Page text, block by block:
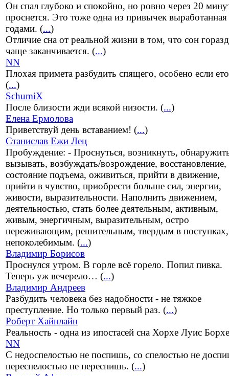
Он спал глубоко и спокойно, но ровно через 20
проснется. Это тоже одна из привычек выработанная
годами. (...)
Отличие сна от реальной жизни в том, что сон
чаще заканчивается. (...)
NN
Плохая примета разбудить спящего, особено если
(...)
SchumiX
После близости жди всякой низости. (...)
Елена Ермолова
Приветствуй день вставанием! (...)
Станислав Ежи Лец
Пробуждение: - Проснуться, возникнуть,
вызывать, возбуждать/возрождение, восстановление,
состояние подъема, оживиться, прийти в движение,
прийти в чувство, приобрести больше сил, энергии,
живости, выразительности. Наполнить движением,
деятельностью, стать более деятельным, активным,
живым, энергичным, выразительным, остро
переживающим, решительным, твердым в поступках,
непоколебимым. (...)
Владимир Борисов
Проснулся утром. В горле всё горело. Попил пивка.
Теперь уж вечерело… (...)
Владимир Андреев
Разбудить человека без надобности - не тяжкое
преступление. Но только первый раз. (...)
Роберт Хайнлайн
Реальность - одна из ипостасей сна Хорхе Луис
NN
С недоспелостью не поспишь, со спелостью не
переспелостью не переспишь. (...)